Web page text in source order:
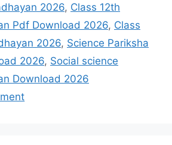
2026, Class 12th
Pdf Download 2026, Class
2026, Science Pariksha
2026, Social science
Download 2026